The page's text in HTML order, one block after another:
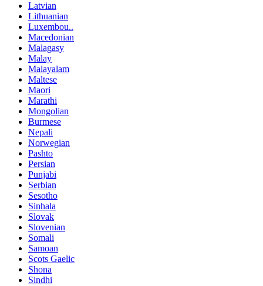
Latvian
Lithuanian
Luxembou..
Macedonian
Malagasy
Malay
Malayalam
Maltese
Maori
Marathi
Mongolian
Burmese
Nepali
Norwegian
Pashto
Persian
Punjabi
Serbian
Sesotho
Sinhala
Slovak
Slovenian
Somali
Samoan
Scots Gaelic
Shona
Sindhi